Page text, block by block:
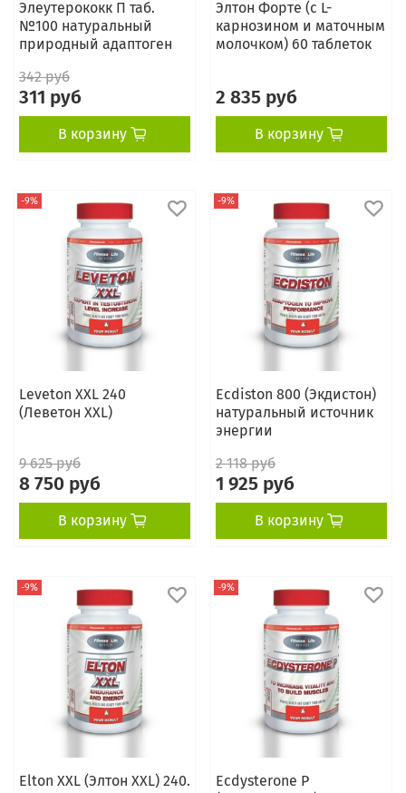
Элеутерококк П таб.
№100 натуральный
природный адаптоген
342 руб
311 руб
В корзину
Элтон Форте (с L-
карнозином и маточным
молочком) 60 таблеток
2 835 руб
В корзину
-9%
Leveton XXL 240
(Леветон XXL)
9 625 руб
8 750 руб
В корзину
-9%
Ecdiston 800 (Экдистон)
натуральный источник
энергии
2 118 руб
1 925 руб
В корзину
-9%
Elton XXL (Элтон XXL) 240.
-9%
Ecdysterone P